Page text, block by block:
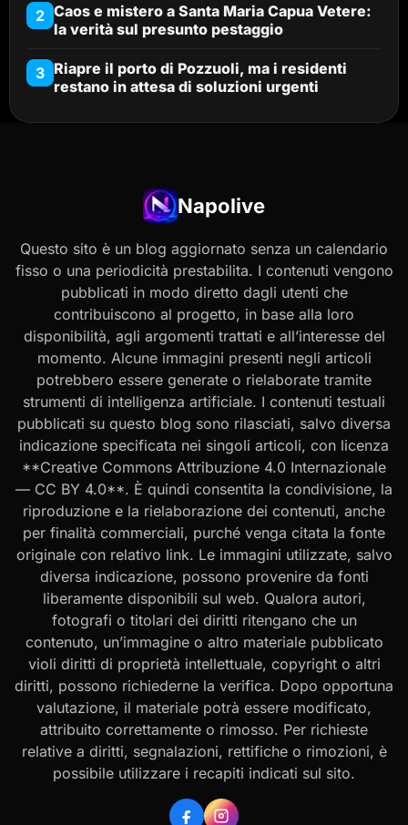
2 Caos e mistero a Santa Maria Capua Vetere:
la verità sul presunto pestaggio
3 Riapre il porto di Pozzuoli, ma i residenti
restano in attesa di soluzioni urgenti
Napolive
Questo sito è un blog aggiornato senza un calendario
fisso o una periodicità prestabilita. I contenuti vengono
pubblicati in modo diretto dagli utenti che
contribuiscono al progetto, in base alla loro
disponibilità, agli argomenti trattati e all’interesse del
momento. Alcune immagini presenti negli articoli
potrebbero essere generate o rielaborate tramite
strumenti di intelligenza artificiale. I contenuti testuali
pubblicati su questo blog sono rilasciati, salvo diversa
indicazione specificata nei singoli articoli, con licenza
**Creative Commons Attribuzione 4.0 Internazionale
— CC BY 4.0**. È quindi consentita la condivisione, la
riproduzione e la rielaborazione dei contenuti, anche
per finalità commerciali, purché venga citata la fonte
originale con relativo link. Le immagini utilizzate, salvo
diversa indicazione, possono provenire da fonti
liberamente disponibili sul web. Qualora autori,
fotografi o titolari dei diritti ritengano che un
contenuto, un’immagine o altro materiale pubblicato
violi diritti di proprietà intellettuale, copyright o altri
diritti, possono richiederne la verifica. Dopo opportuna
valutazione, il materiale potrà essere modificato,
attribuito correttamente o rimosso. Per richieste
relative a diritti, segnalazioni, rettifiche o rimozioni, è
possibile utilizzare i recapiti indicati sul sito.